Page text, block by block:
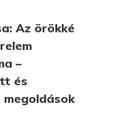
Az örökké
–
és
megoldások